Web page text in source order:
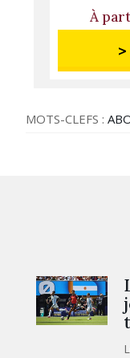
À
MOTS-CLEFS :